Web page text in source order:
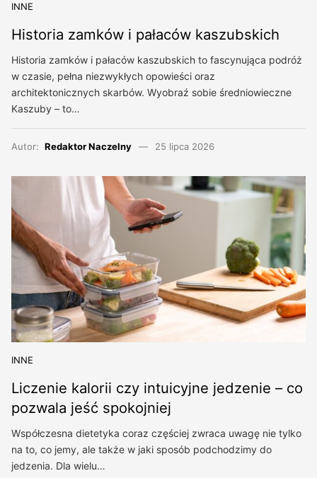
INNE
Historia zamków i pałaców kaszubskich
Historia zamków i pałaców kaszubskich to fascynująca podróż
w czasie, pełna niezwykłych opowieści oraz
architektonicznych skarbów. Wyobraź sobie średniowieczne
Kaszuby – to…
Autor: Redaktor Naczelny 25 lipca 2026
INNE
Liczenie kalorii czy intuicyjne jedzenie – co
pozwala jeść spokojniej
Współczesna dietetyka coraz częściej zwraca uwagę nie tylko
na to, co jemy, ale także w jaki sposób podchodzimy do
jedzenia. Dla wielu…